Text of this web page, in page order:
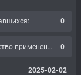
0
Количество применений: 0
2025-02-02